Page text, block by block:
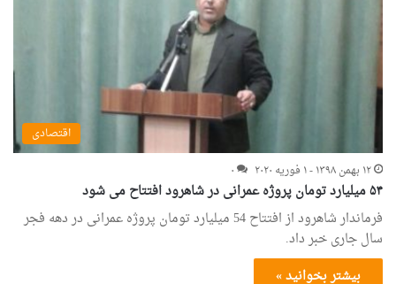
اقتصادی
۱۲ بهمن ۱۳۹۸ - ۱ فوریه ۲۰۲۰
۰
۵۴ میلیارد تومان پروژه عمرانی در شاهرود افتتاح می شود
فرماندار شاهرود از افتتاح 54 میلیارد تومان پروژه عمرانی در دهه فجر
سال جاری خبر داد.
بیشتر بخوانید »